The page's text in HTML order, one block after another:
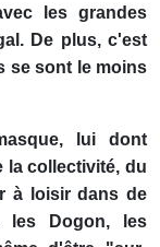
les grandes
De plus, c'est
se sont le moins
lui dont
la collectivité, du
à loisir dans de
les Dogon, les